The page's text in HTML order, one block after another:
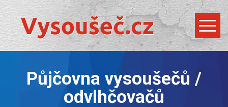
Půjčovna vysoušečů /
odvlhčovačů